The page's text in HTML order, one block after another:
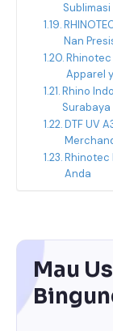
Nan
Rhinotec
Apparel
Rhino
DTF UV
Rhinotec
Anda
Mau